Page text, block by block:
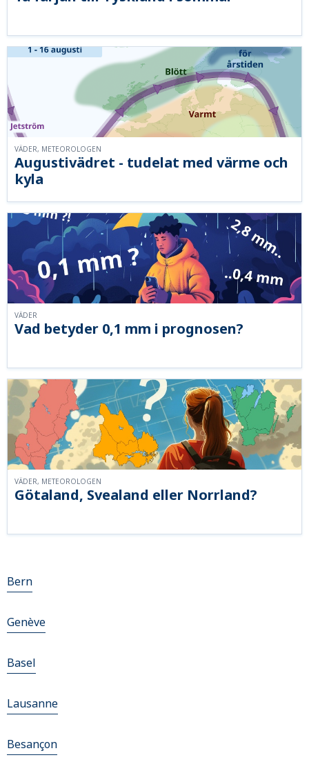
Augustivädret - tudelat med värme och
kyla
VÄDER, METEOROLOGEN
Vad betyder 0,1 mm i prognosen?
VÄDER
Götaland, Svealand eller Norrland?
VÄDER, METEOROLOGEN
Bern
Genève
Basel
Lausanne
Besançon